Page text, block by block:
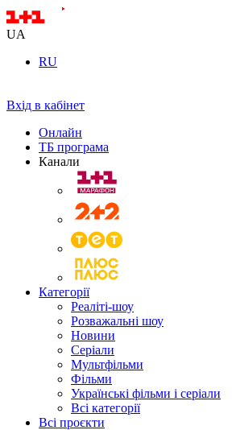
UA
RU
Вхід в кабінет
Онлайн
ТБ програма
Канали
Категорії
Реаліті-шоу
Розважальні шоу
Новини
Серіали
Мультфільми
Фільми
Українські фільми і серіали
Всі категорії
Всі проєкти